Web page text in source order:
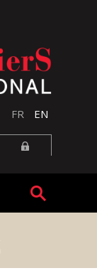
FR EN